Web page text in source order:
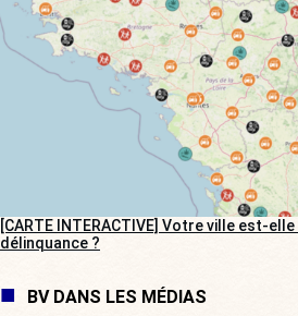
[CARTE INTERACTIVE] Votre ville est-
délinquance ?
BV DANS LES MÉDIAS